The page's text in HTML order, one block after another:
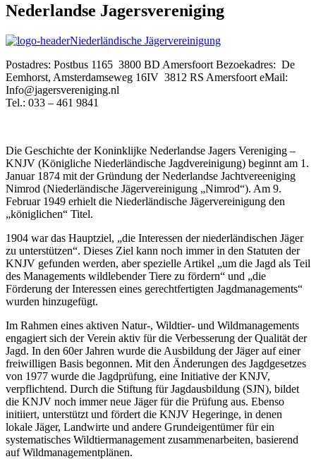
Friesischer Verband für
Naturschutz und ökologische
Jagd
Nederlandse Jagersvereniging
Niederländische Jägervereinigung
Postadres: Postbus 1165 3800 BD Amersfoort Bezoekadres: De
Eemhorst, Amsterdamseweg 16IV 3812 RS Amersfoort eMail:
Info@jagersvereniging.nl
Tel.: 033 – 461 9841
Die Geschichte der Koninklijke Nederlandse Jagers Vereniging –
KNJV (Königliche Niederländische Jagdvereinigung) beginnt am 1.
Januar 1874 mit der Gründung der Nederlandse Jachtvereeniging
Nimrod (Niederländische Jägervereinigung „Nimrod“). Am 9.
Februar 1949 erhielt die Niederländische Jägervereinigung den
„königlichen“ Titel.
1904 war das Hauptziel, „die Interessen der niederländischen Jäger
zu unterstützen“. Dieses Ziel kann noch immer in den Statuten der
KNJV gefunden werden, aber spezielle Artikel „um die Jagd als Teil
des Managements wildlebender Tiere zu fördern“ und „die
Förderung der Interessen eines gerechtfertigten Jagdmanagements“
wurden hinzugefügt.
Im Rahmen eines aktiven Natur-, Wildtier- und Wildmanagements
engagiert sich der Verein aktiv für die Verbesserung der Qualität der
Jagd. In den 60er Jahren wurde die Ausbildung der Jäger auf einer
freiwilligen Basis begonnen. Mit den Änderungen des Jagdgesetzes
von 1977 wurde die Jagdprüfung, eine Initiative der KNJV,
verpflichtend. Durch die Stiftung für Jagdausbildung (SJN), bildet
die KNJV noch immer neue Jäger für die Prüfung aus. Ebenso
initiiert, unterstützt und fördert die KNJV Hegeringe, in denen
lokale Jäger, Landwirte und andere Grundeigentümer für ein
systematisches Wildtiermanagement zusammenarbeiten, basierend
auf Wildmanagementplänen.